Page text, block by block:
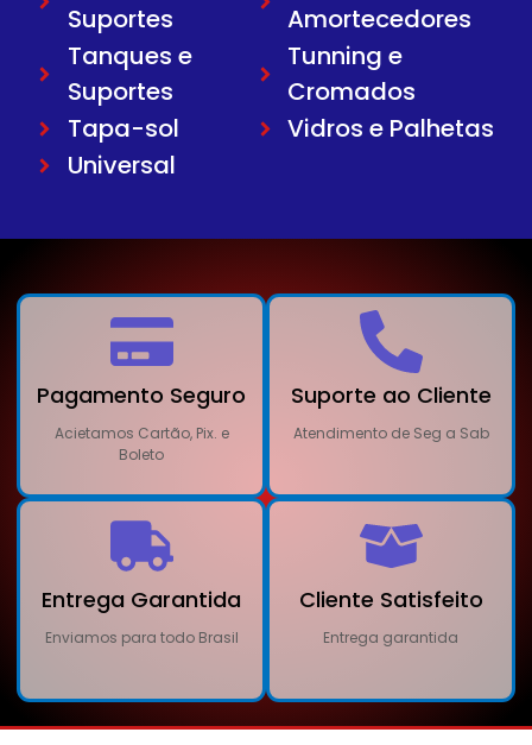
Suportes
Tanques e
Suportes
Tapa-sol
Universal
Amortecedores
Tunning e
Cromados
Vidros e Palhetas
Pagamento Seguro
Acietamos Cartão, Pix. e
Boleto
Suporte ao Cliente
Atendimento de Seg a Sab
Entrega Garantida
Enviamos para todo Brasil
Cliente Satisfeito
Entrega garantida